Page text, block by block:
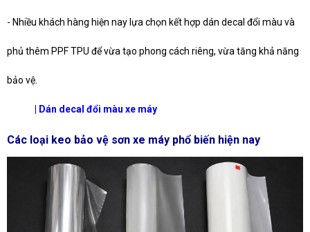
- Nhiều khách hàng hiện nay lựa chọn kết hợp dán decal đổi màu và
phủ thêm PPF TPU để vừa tạo phong cách riêng, vừa tăng khả năng
bảo vệ.
| Dán decal đổi màu xe máy
Các loại keo bảo vệ sơn xe máy phổ biến hiện nay